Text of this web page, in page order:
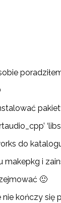
do
makepkg i
🙂
kończy się